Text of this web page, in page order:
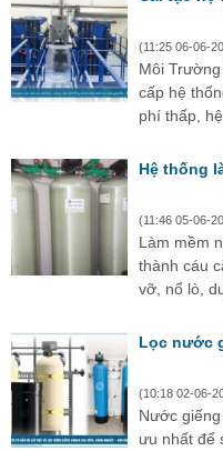
(11:25 06-06-
Môi
cấp hệ
phí thấp,
Hệ thống
(11:46 05-06-
Làm mềm
thành cáu
vỡ, nổ lò,
Lọc nước
(10:18 02-06-
Nước
ưu nhất để